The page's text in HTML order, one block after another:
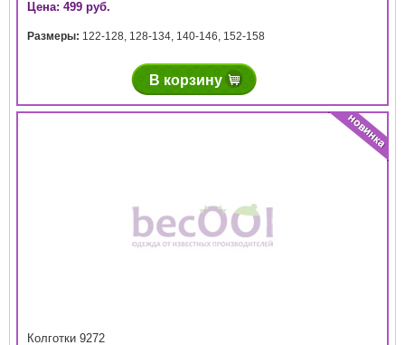
Цена: 499 руб.
Размеры: 122-128, 128-134, 140-146, 152-158
В корзину
Колготки 9272